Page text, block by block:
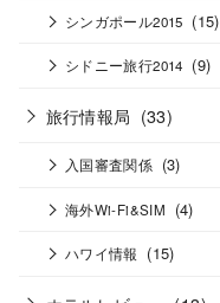
シンガポール2015 (15)
シドニー旅行2014 (9)
旅行情報局 (33)
入国審査関係 (3)
海外Wi-Fi&SIM (4)
ハワイ情報 (15)